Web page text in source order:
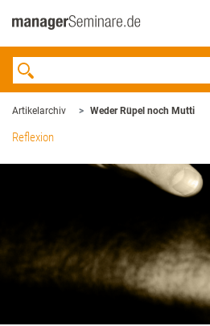
Artikelarchiv Weder Rüpel noch Mutti
Reflexion